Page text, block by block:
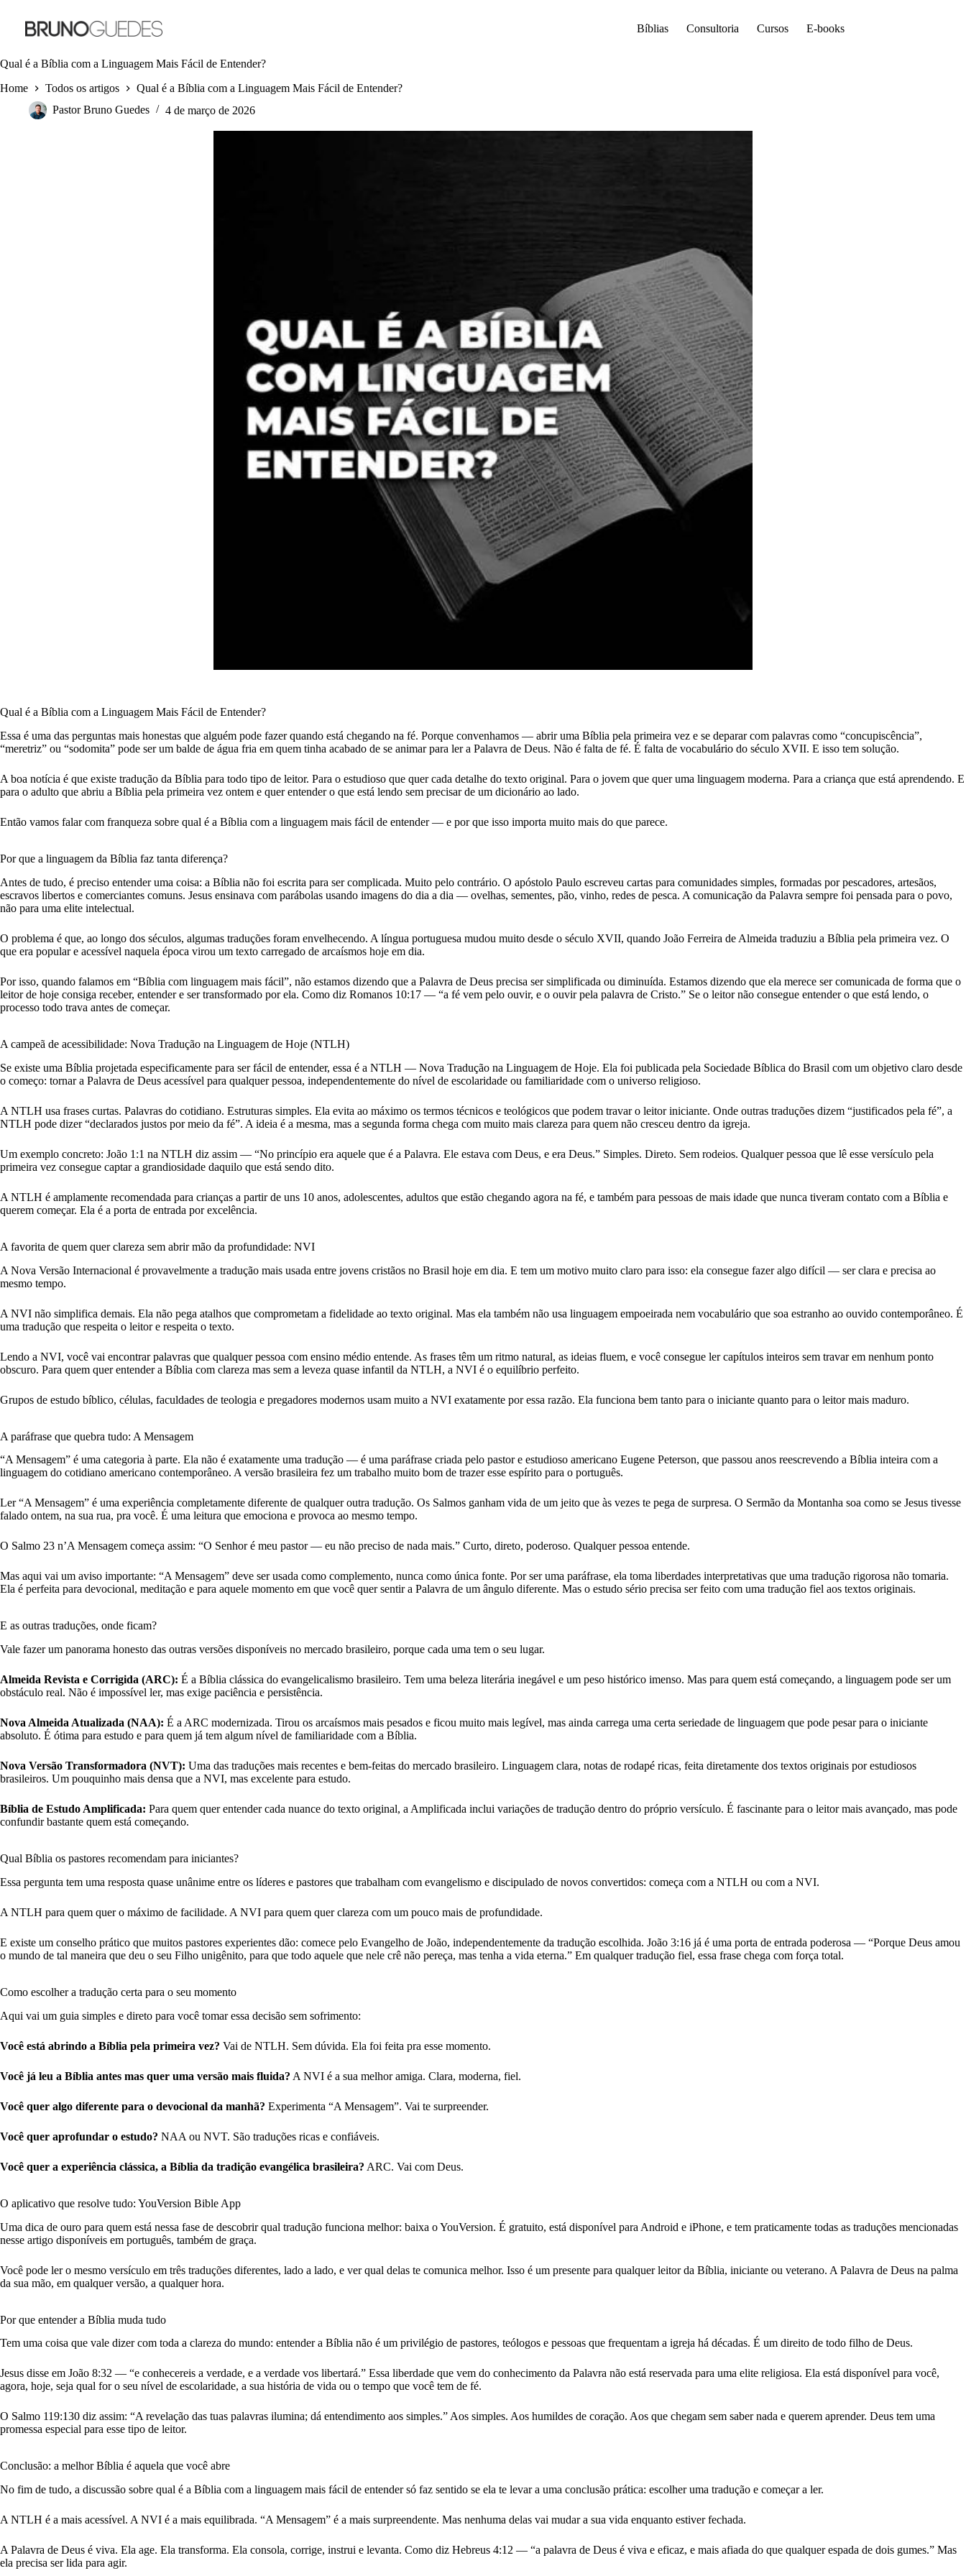
Bíblias Consultoria Cursos E-books
Qual é a Bíblia com a Linguagem Mais Fácil de Entender?
Home Todos os artigos
Qual é a Bíblia com a Linguagem Mais Fácil de Entender?
Pastor Bruno Guedes
4 de março de 2026
Qual é a Bíblia com a Linguagem Mais Fácil de Entender?
Essa é uma das perguntas mais honestas que alguém pode fazer quando está chegando na fé. Porque convenhamos — abrir uma Bíblia pela primeira vez e se deparar com palavras como “concupiscência”,
“meretriz” ou “sodomita” pode ser um balde de água fria em quem tinha acabado de se animar para ler a Palavra de Deus. Não é falta de fé. É falta de vocabulário do século XVII. E isso tem solução.
A boa notícia é que existe tradução da Bíblia para todo tipo de leitor. Para o estudioso que quer cada detalhe do texto original. Para o jovem que quer uma linguagem moderna. Para a criança que está aprendendo. E
para o adulto que abriu a Bíblia pela primeira vez ontem e quer entender o que está lendo sem precisar de um dicionário ao lado.
Então vamos falar com franqueza sobre qual é a Bíblia com a linguagem mais fácil de entender — e por que isso importa muito mais do que parece.
Por que a linguagem da Bíblia faz tanta diferença?
Antes de tudo, é preciso entender uma coisa: a Bíblia não foi escrita para ser complicada. Muito pelo contrário. O apóstolo Paulo escreveu cartas para comunidades simples, formadas por pescadores, artesãos,
escravos libertos e comerciantes comuns. Jesus ensinava com parábolas usando imagens do dia a dia — ovelhas, sementes, pão, vinho, redes de pesca. A comunicação da Palavra sempre foi pensada para o povo,
não para uma elite intelectual.
O problema é que, ao longo dos séculos, algumas traduções foram envelhecendo. A língua portuguesa mudou muito desde o século XVII, quando João Ferreira de Almeida traduziu a Bíblia pela primeira vez. O
que era popular e acessível naquela época virou um texto carregado de arcaísmos hoje em dia.
Por isso, quando falamos em “Bíblia com linguagem mais fácil”, não estamos dizendo que a Palavra de Deus precisa ser simplificada ou diminuída. Estamos dizendo que ela merece ser comunicada de forma que o
leitor de hoje consiga receber, entender e ser transformado por ela. Como diz Romanos 10:17 — “a fé vem pelo ouvir, e o ouvir pela palavra de Cristo.” Se o leitor não consegue entender o que está lendo, o
processo todo trava antes de começar.
A campeã de acessibilidade: Nova Tradução na Linguagem de Hoje (NTLH)
Se existe uma Bíblia projetada especificamente para ser fácil de entender, essa é a NTLH — Nova Tradução na Linguagem de Hoje. Ela foi publicada pela Sociedade Bíblica do Brasil com um objetivo claro desde
o começo: tornar a Palavra de Deus acessível para qualquer pessoa, independentemente do nível de escolaridade ou familiaridade com o universo religioso.
A NTLH usa frases curtas. Palavras do cotidiano. Estruturas simples. Ela evita ao máximo os termos técnicos e teológicos que podem travar o leitor iniciante. Onde outras traduções dizem “justificados pela fé”, a
NTLH pode dizer “declarados justos por meio da fé”. A ideia é a mesma, mas a segunda forma chega com muito mais clareza para quem não cresceu dentro da igreja.
Um exemplo concreto: João 1:1 na NTLH diz assim — “No princípio era aquele que é a Palavra. Ele estava com Deus, e era Deus.” Simples. Direto. Sem rodeios. Qualquer pessoa que lê esse versículo pela
primeira vez consegue captar a grandiosidade daquilo que está sendo dito.
A NTLH é amplamente recomendada para crianças a partir de uns 10 anos, adolescentes, adultos que estão chegando agora na fé, e também para pessoas de mais idade que nunca tiveram contato com a Bíblia e
querem começar. Ela é a porta de entrada por excelência.
A favorita de quem quer clareza sem abrir mão da profundidade: NVI
A Nova Versão Internacional é provavelmente a tradução mais usada entre jovens cristãos no Brasil hoje em dia. E tem um motivo muito claro para isso: ela consegue fazer algo difícil — ser clara e precisa ao
mesmo tempo.
A NVI não simplifica demais. Ela não pega atalhos que comprometam a fidelidade ao texto original. Mas ela também não usa linguagem empoeirada nem vocabulário que soa estranho ao ouvido contemporâneo. É
uma tradução que respeita o leitor e respeita o texto.
Lendo a NVI, você vai encontrar palavras que qualquer pessoa com ensino médio entende. As frases têm um ritmo natural, as ideias fluem, e você consegue ler capítulos inteiros sem travar em nenhum ponto
obscuro. Para quem quer entender a Bíblia com clareza mas sem a leveza quase infantil da NTLH, a NVI é o equilíbrio perfeito.
Grupos de estudo bíblico, células, faculdades de teologia e pregadores modernos usam muito a NVI exatamente por essa razão. Ela funciona bem tanto para o iniciante quanto para o leitor mais maduro.
A paráfrase que quebra tudo: A Mensagem
“A Mensagem” é uma categoria à parte. Ela não é exatamente uma tradução — é uma paráfrase criada pelo pastor e estudioso americano Eugene Peterson, que passou anos reescrevendo a Bíblia inteira com a
linguagem do cotidiano americano contemporâneo. A versão brasileira fez um trabalho muito bom de trazer esse espírito para o português.
Ler “A Mensagem” é uma experiência completamente diferente de qualquer outra tradução. Os Salmos ganham vida de um jeito que às vezes te pega de surpresa. O Sermão da Montanha soa como se Jesus tivesse
falado ontem, na sua rua, pra você. É uma leitura que emociona e provoca ao mesmo tempo.
O Salmo 23 n’A Mensagem começa assim: “O Senhor é meu pastor — eu não preciso de nada mais.” Curto, direto, poderoso. Qualquer pessoa entende.
Mas aqui vai um aviso importante: “A Mensagem” deve ser usada como complemento, nunca como única fonte. Por ser uma paráfrase, ela toma liberdades interpretativas que uma tradução rigorosa não tomaria.
Ela é perfeita para devocional, meditação e para aquele momento em que você quer sentir a Palavra de um ângulo diferente. Mas o estudo sério precisa ser feito com uma tradução fiel aos textos originais.
E as outras traduções, onde ficam?
Vale fazer um panorama honesto das outras versões disponíveis no mercado brasileiro, porque cada uma tem o seu lugar.
Almeida Revista e Corrigida (ARC): É a Bíblia clássica do evangelicalismo brasileiro. Tem uma beleza literária inegável e um peso histórico imenso. Mas para quem está começando, a linguagem pode ser um
obstáculo real. Não é impossível ler, mas exige paciência e persistência.
Nova Almeida Atualizada (NAA): É a ARC modernizada. Tirou os arcaísmos mais pesados e ficou muito mais legível, mas ainda carrega uma certa seriedade de linguagem que pode pesar para o iniciante
absoluto. É ótima para estudo e para quem já tem algum nível de familiaridade com a Bíblia.
Nova Versão Transformadora (NVT): Uma das traduções mais recentes e bem-feitas do mercado brasileiro. Linguagem clara, notas de rodapé ricas, feita diretamente dos textos originais por estudiosos
brasileiros. Um pouquinho mais densa que a NVI, mas excelente para estudo.
Bíblia de Estudo Amplificada: Para quem quer entender cada nuance do texto original, a Amplificada inclui variações de tradução dentro do próprio versículo. É fascinante para o leitor mais avançado, mas pode
confundir bastante quem está começando.
Qual Bíblia os pastores recomendam para iniciantes?
Essa pergunta tem uma resposta quase unânime entre os líderes e pastores que trabalham com evangelismo e discipulado de novos convertidos: começa com a NTLH ou com a NVI.
A NTLH para quem quer o máximo de facilidade. A NVI para quem quer clareza com um pouco mais de profundidade.
E existe um conselho prático que muitos pastores experientes dão: comece pelo Evangelho de João, independentemente da tradução escolhida. João 3:16 já é uma porta de entrada poderosa — “Porque Deus amou
o mundo de tal maneira que deu o seu Filho unigênito, para que todo aquele que nele crê não pereça, mas tenha a vida eterna.” Em qualquer tradução fiel, essa frase chega com força total.
Como escolher a tradução certa para o seu momento
Aqui vai um guia simples e direto para você tomar essa decisão sem sofrimento:
Você está abrindo a Bíblia pela primeira vez? Vai de NTLH. Sem dúvida. Ela foi feita pra esse momento.
Você já leu a Bíblia antes mas quer uma versão mais fluida? A NVI é a sua melhor amiga. Clara, moderna, fiel.
Você quer algo diferente para o devocional da manhã? Experimenta “A Mensagem”. Vai te surpreender.
Você quer aprofundar o estudo? NAA ou NVT. São traduções ricas e confiáveis.
Você quer a experiência clássica, a Bíblia da tradição evangélica brasileira? ARC. Vai com Deus.
O aplicativo que resolve tudo: YouVersion Bible App
Uma dica de ouro para quem está nessa fase de descobrir qual tradução funciona melhor: baixa o YouVersion. É gratuito, está disponível para Android e iPhone, e tem praticamente todas as traduções mencionadas
nesse artigo disponíveis em português, também de graça.
Você pode ler o mesmo versículo em três traduções diferentes, lado a lado, e ver qual delas te comunica melhor. Isso é um presente para qualquer leitor da Bíblia, iniciante ou veterano. A Palavra de Deus na palma
da sua mão, em qualquer versão, a qualquer hora.
Por que entender a Bíblia muda tudo
Tem uma coisa que vale dizer com toda a clareza do mundo: entender a Bíblia não é um privilégio de pastores, teólogos e pessoas que frequentam a igreja há décadas. É um direito de todo filho de Deus.
Jesus disse em João 8:32 — “e conhecereis a verdade, e a verdade vos libertará.” Essa liberdade que vem do conhecimento da Palavra não está reservada para uma elite religiosa. Ela está disponível para você,
agora, hoje, seja qual for o seu nível de escolaridade, a sua história de vida ou o tempo que você tem de fé.
O Salmo 119:130 diz assim: “A revelação das tuas palavras ilumina; dá entendimento aos simples.” Aos simples. Aos humildes de coração. Aos que chegam sem saber nada e querem aprender. Deus tem uma
promessa especial para esse tipo de leitor.
Conclusão: a melhor Bíblia é aquela que você abre
No fim de tudo, a discussão sobre qual é a Bíblia com a linguagem mais fácil de entender só faz sentido se ela te levar a uma conclusão prática: escolher uma tradução e começar a ler.
A NTLH é a mais acessível. A NVI é a mais equilibrada. “A Mensagem” é a mais surpreendente. Mas nenhuma delas vai mudar a sua vida enquanto estiver fechada.
A Palavra de Deus é viva. Ela age. Ela transforma. Ela consola, corrige, instrui e levanta. Como diz Hebreus 4:12 — “a palavra de Deus é viva e eficaz, e mais afiada do que qualquer espada de dois gumes.” Mas
ela precisa ser lida para agir.